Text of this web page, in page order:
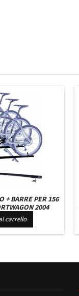
+ BARRE PER 156
2004
122 CM + KIT
FACILE
carrello